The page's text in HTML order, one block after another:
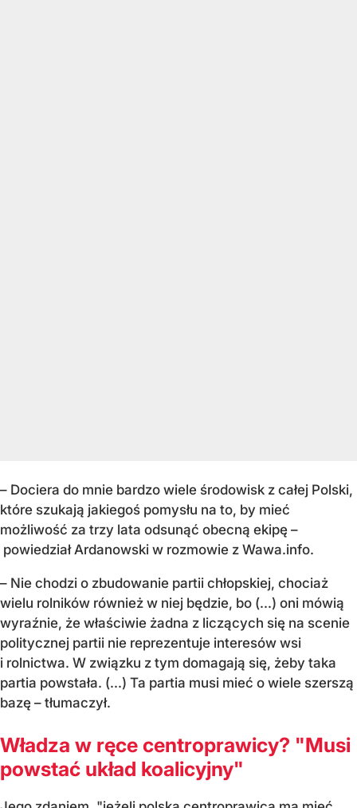
– Dociera do mnie bardzo wiele środowisk z całej Polski,
które szukają jakiegoś pomysłu na to, by mieć
możliwość za trzy lata odsunąć obecną ekipę –
powiedział Ardanowski w rozmowie z Wawa.info.
– Nie chodzi o zbudowanie partii chłopskiej, chociaż
wielu rolników również w niej będzie, bo (...) oni mówią
wyraźnie, że właściwie żadna z liczących się na scenie
politycznej partii nie reprezentuje interesów wsi
i rolnictwa. W związku z tym domagają się, żeby taka
partia powstała. (...) Ta partia musi mieć o wiele szerszą
bazę – tłumaczył.
Władza w ręce centroprawicy? "Musi
powstać układ koalicyjny"